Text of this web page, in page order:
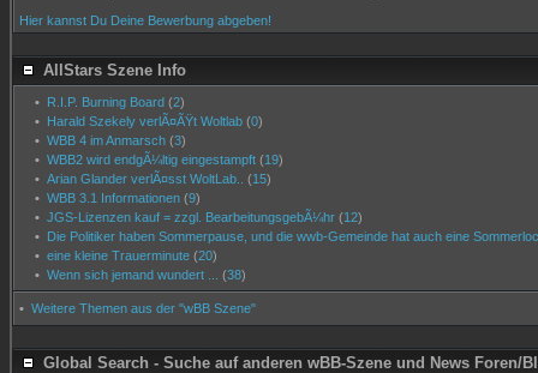
Hier kannst Du Deine Bewerbung abgeben!
AllStars Szene Info
• R.I.P. Burning Board (2)
• Harald Szekely verlÃ¤ÃŸt Woltlab (0)
• WBB 4 im Anmarsch (3)
• WBB2 wird endgÃ¼ltig eingestampft (19)
• Arian Glander verlÃ¤sst WoltLab.. (15)
• WBB 3.1 Informationen (9)
• JGS-Lizenzen kauf = zzgl. BearbeitungsgebÃ¼hr (12)
• Die Politiker haben Sommerpause, und die wwb-Gemeinde hat auch eine
• eine kleine Trauerminute (20)
• Wenn sich jemand wundert ... (38)
• Weitere Themen aus der "wBB Szene"
Global Search - Suche auf anderen wBB-Szene und News Foren/